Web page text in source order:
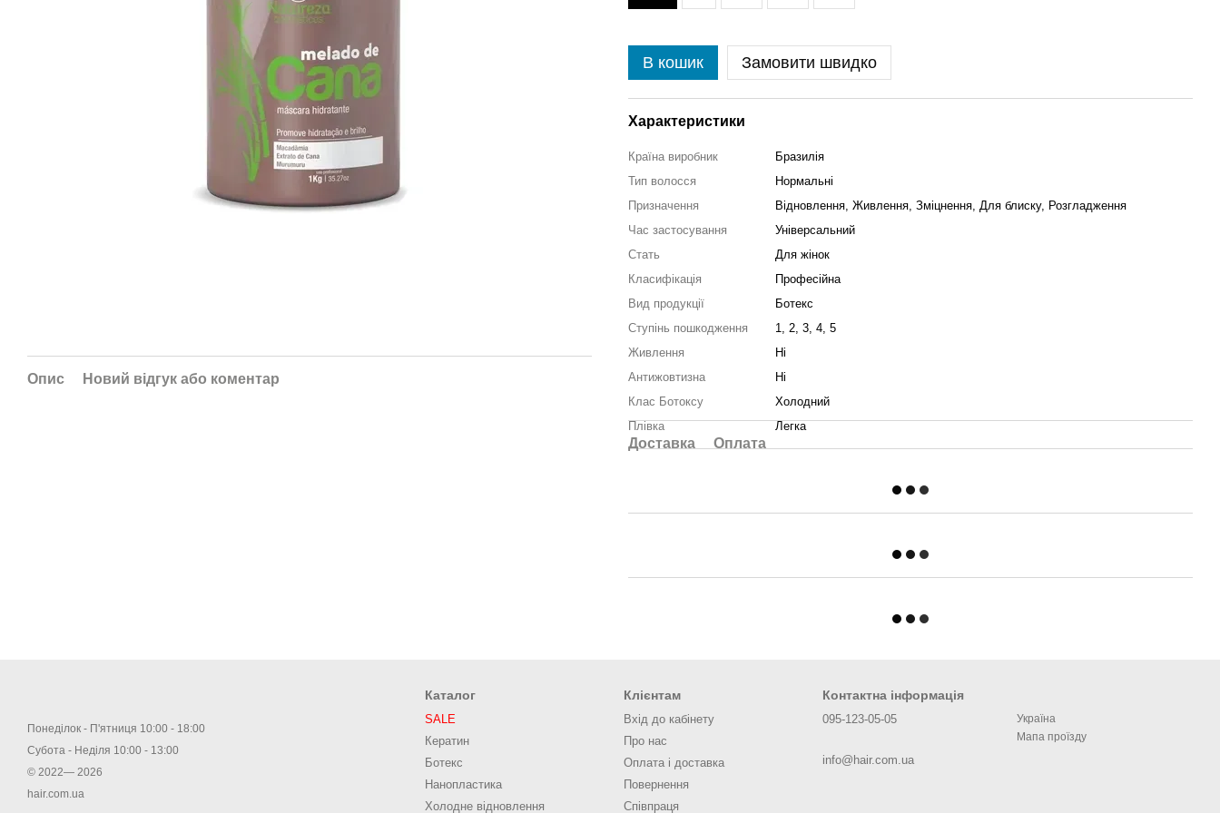
Опис Новий відгук або коментар
В кошик Замовити швидко
Характеристики
Країна виробник
Бразилія
Тип волосся
Нормальні
Призначення
Відновлення, Живлення, Зміцнення, Для блиску, Розгладження
Час застосування
Універсальний
Стать
Для жінок
Класифікація
Професійна
Вид продукції
Ботекс
Ступінь пошкодження
1, 2, 3, 4, 5
Живлення
Ні
Антижовтизна
Ні
Клас Ботоксу
Холодний
Плівка
Легка
Доставка Оплата
Понеділок - П'ятниця 10:00 - 18:00
Субота - Неділя 10:00 - 13:00
© 2022— 2026
hair.com.ua
Каталог
SALE
Кератин
Ботекс
Нанопластика
Холодне відновлення
Клієнтам
Вхід до кабінету
Про нас
Оплата і доставка
Повернення
Співпраця
Контактна інформація
095-123-05-05
info@hair.com.ua
Україна
Мапа проїзду